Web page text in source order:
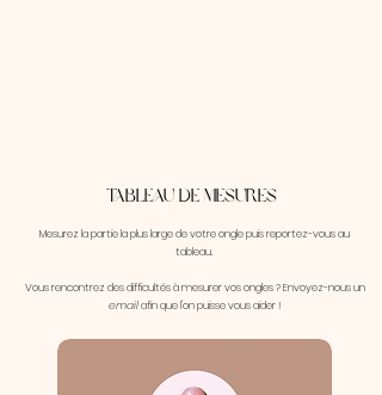
Tableau de mesures
Mesurez la partie la plus large de votre ongle puis reportez-vous au
tableau.
Vous rencontrez des difficultés à mesurer vos ongles ? Envoyez-nous un
emailafin que l'on puisse vous aider !